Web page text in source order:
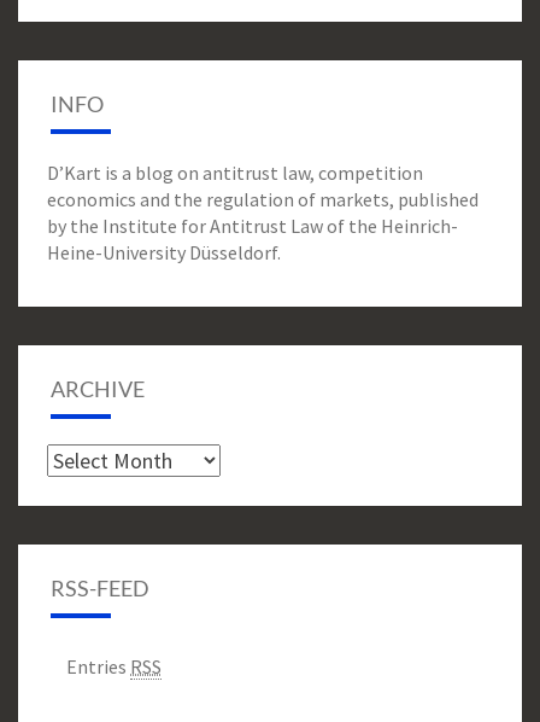
INFO
D’Kart is a blog on antitrust law, competition
economics and the regulation of markets, published
by the Institute for Antitrust Law of the Heinrich-
Heine-University Düsseldorf.
ARCHIVE
Archive
RSS-FEED
Entries RSS